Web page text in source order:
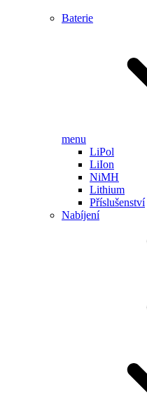
Baterie
menu
LiPol
LiIon
NiMH
Lithium
Příslušenství
Nabíjení